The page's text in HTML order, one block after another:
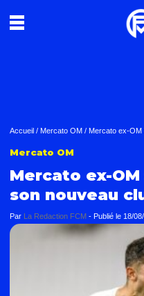
Accueil / Mercato OM / Mercato ex-OM
Mercato OM
Mercato ex-
son nouveau
Par La Redaction FCM - Publié le 18/